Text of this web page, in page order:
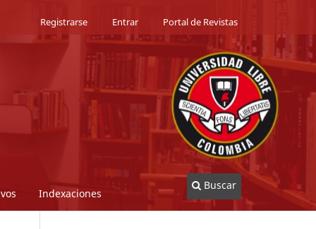
Indexaciones
Buscar
Registrarse Entrar Portal de Revistas